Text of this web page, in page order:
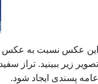
این عکس نسبت به عکس
عامه پسندی ایجاد شود.